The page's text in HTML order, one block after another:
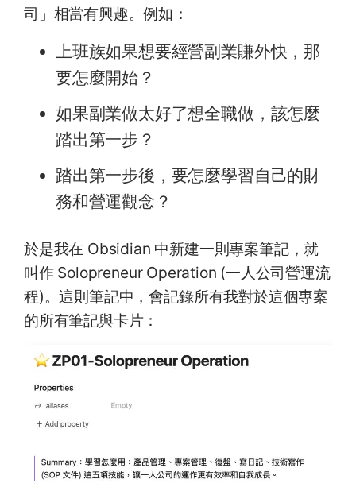
司」相當有興趣。例如：
上班族如果想要經營副業賺外快，那
要怎麼開始？
如果副業做太好了想全職做，該怎麼
踏出第一步？
踏出第一步後，要怎麼學習自己的財
務和營運觀念？
於是我在 Obsidian 中新建一則專案筆記，就
叫作 Solopreneur Operation (一人公司營運流
程)。這則筆記中，會記錄所有我對於這個專案
的所有筆記與卡片：